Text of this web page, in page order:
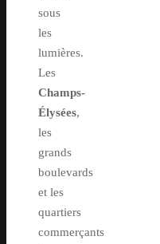
sous
les
lumières.
Les
Champs-
Élysées,
les
grands
boulevards
et les
quartiers
commerçants